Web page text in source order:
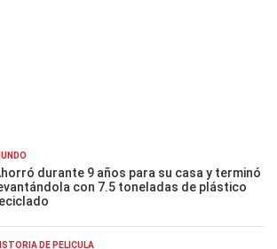
durante 9 años para su casa y terminó
con 7.5 toneladas de plástico
DE PELÍCULA